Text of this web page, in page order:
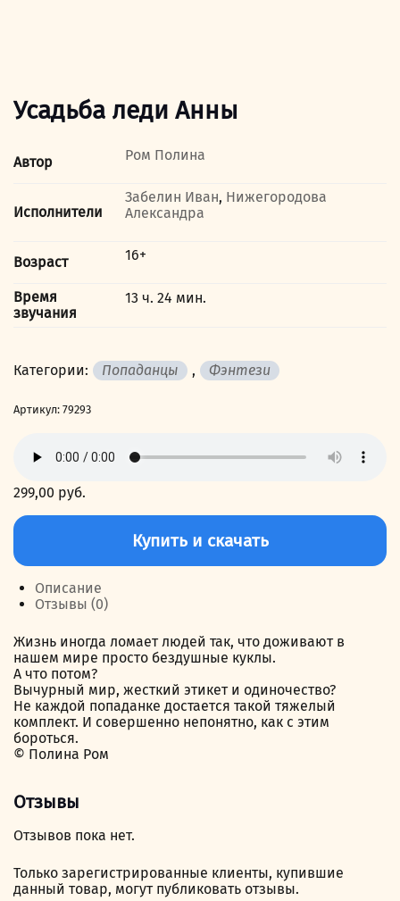
Усадьба леди Анны
Автор Ром Полина
Исполнители
Забелин Иван, Нижегородова
Александра
Возраст 16+
Время
звучания
13 ч. 24 мин.
Категории: Попаданцы , Фэнтези
Артикул: 79293
299,00 руб.
Количество
Усадьба
леди
Анны
Купить и скачать
Описание
Отзывы (0)
Жизнь иногда ломает людей так, что доживают в
нашем мире просто бездушные куклы.
А что потом?
Вычурный мир, жесткий этикет и одиночество?
Не каждой попаданке достается такой тяжелый
комплект. И совершенно непонятно, как с этим
бороться.
© Полина Ром
Отзывы
Отзывов пока нет.
Только зарегистрированные клиенты, купившие
данный товар, могут публиковать отзывы.